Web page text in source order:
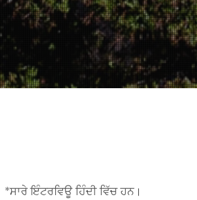
*ਸਾਰੇ ਇੰਟਰਵਿਊ ਹਿੰਦੀ ਵਿੱਚ ਹਨ।